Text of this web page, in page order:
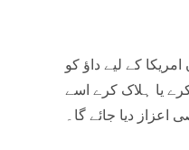
کے لیے داؤ کو
کرے یا ہلاک کرے اسے
دیا جائے گا۔